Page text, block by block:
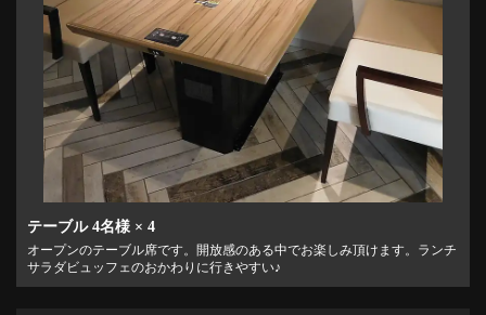
テーブル4名様 × 4
オープンのテーブル席です。開放感のある中でお楽しみ頂けます。ランチ
サラダビュッフェのおかわりに行きやすい♪